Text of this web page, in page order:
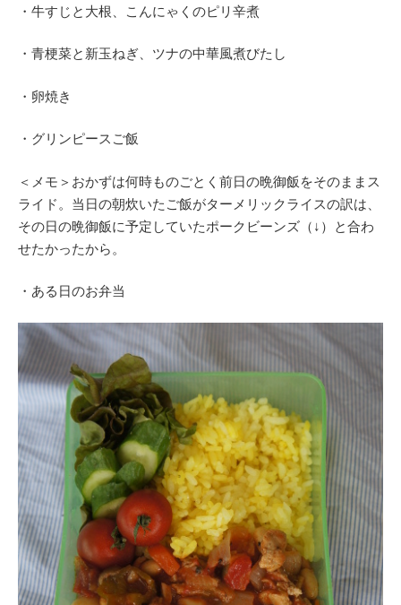
・牛すじと大根、こんにゃくのピリ辛煮
・青梗菜と新玉ねぎ、ツナの中華風煮びたし
・卵焼き
・グリンピースご飯
＜メモ＞おかずは何時ものごとく前日の晩御飯をそのままス
ライド。当日の朝炊いたご飯がターメリックライスの訳は、
その日の晩御飯に予定していたポークビーンズ（↓）と合わ
せたかったから。
・ある日のお弁当